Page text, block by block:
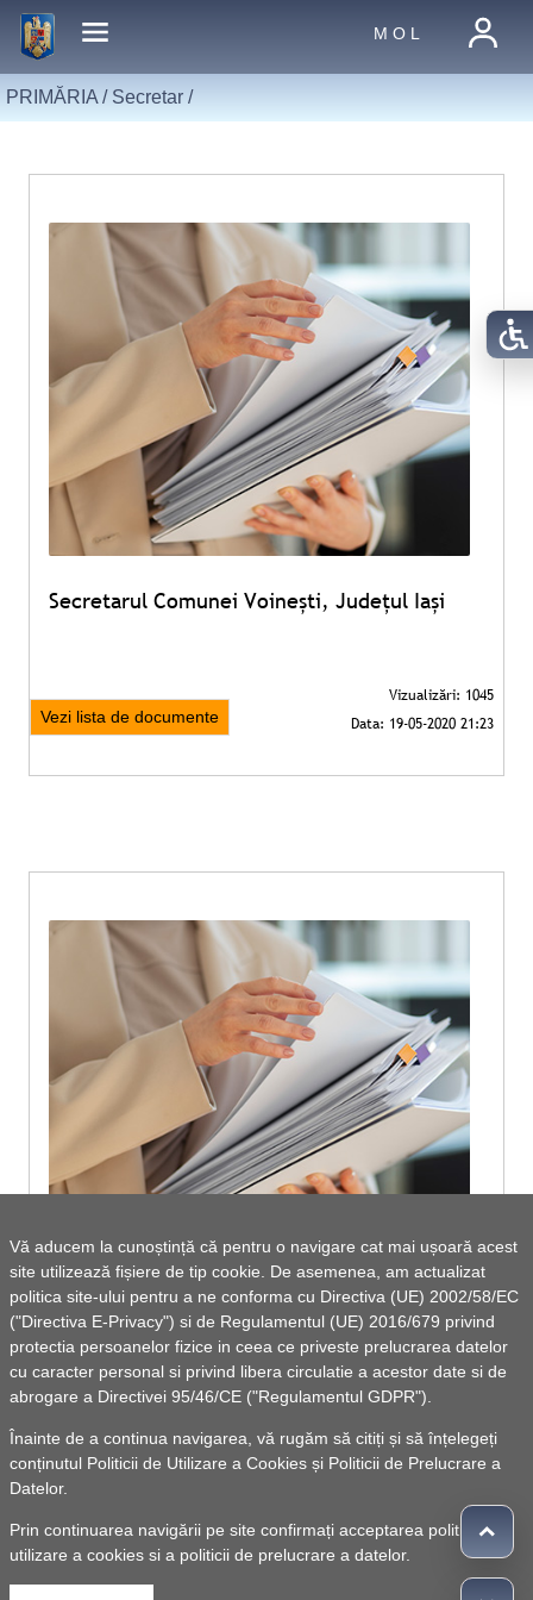
Vă aducem la cunoștință că pentru o navigare cat mai ușoară acest
site utilizează fișiere de tip cookie. De asemenea, am actualizat
politica site-ului pentru a ne conforma cu Directiva (UE) 2002/58/EC
("Directiva E-Privacy") si de Regulamentul (UE) 2016/679 privind
protectia persoanelor fizice in ceea ce priveste prelucrarea datelor
cu caracter personal si privind libera circulatie a acestor date si de
abrogare a Directivei 95/46/CE ("Regulamentul GDPR").
Înainte de a continua navigarea, vă rugăm să citiți și să înțelegeți
conținutul Politicii de Utilizare a Cookies și Politicii de Prelucrare a
Datelor.
Prin continuarea navigării pe site confirmați acceptarea politicii de
utilizare a cookies si a politicii de prelucrare a datelor.
M O L
PRIMĂRIA / Secretar/
Secretarul Comunei Voinești, Județul Iași
Vezi lista de documente
ANUNTURI DE INTERES GENERAL
© 2010 -Powered by Pancarpatica Invest Termeni de